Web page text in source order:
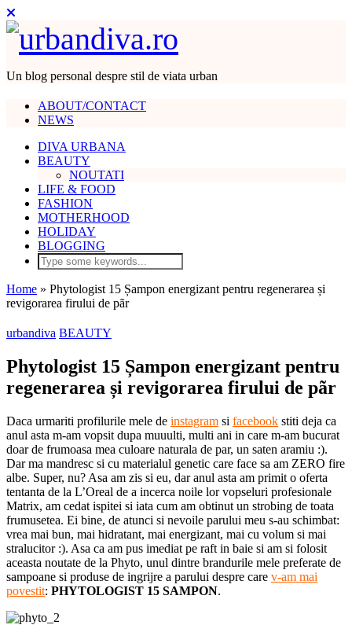
Un blog personal despre stil de viata urban
ABOUT/CONTACT
NEWS
DIVA URBANA
BEAUTY
NOUTATI
LIFE & FOOD
FASHION
MOTHERHOOD
HOLIDAY
BLOGGING
Home » Phytologist 15 Șampon energizant pentru regenerarea și
revigorarea firului de pãr
urbandiva BEAUTY
Phytologist 15 Șampon energizant pentru
regenerarea și revigorarea firului de pãr
Daca urmariti profilurile mele de instagram si facebook stiti deja ca
anul asta m-am vopsit dupa muuulti, multi ani in care m-am bucurat
doar de frumoasa mea culoare naturala de par, un saten aramiu :).
Dar ma mandresc si cu materialul genetic care face sa am ZERO fire
albe. Super, nu? Asa am zis si eu, dar anul asta am primit o oferta
tentanta de la L’Oreal de a incerca noile lor vopseluri profesionale
Matrix, am cedat ispitei si iata cum am obtinut un strobing de toata
frumusetea. Ei bine, de atunci si nevoile parului meu s-au schimbat:
vrea mai bun, mai hidratant, mai energizant, mai cu volum si mai
stralucitor :). Asa ca am pus imediat pe raft in baie si am si folosit
aceasta noutate de la Phyto, unul dintre brandurile mele preferate de
sampoane si produse de ingrijre a parului despre care v-am mai
povestit: PHYTOLOGIST 15 SAMPON.